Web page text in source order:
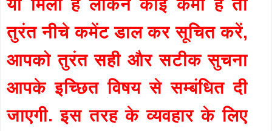
या मिला है लेकिन कोई कमी है तो
तुरंत नीचे कमेंट डाल कर सूचित करें,
आपको तुरंत सही और सटीक सुचना
आपके इच्छित विषय से सम्बंधित दी
जाएगी. इस तरह के व्यवहार के लिए